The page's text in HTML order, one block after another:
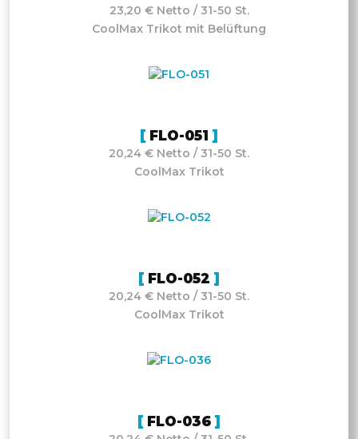
23,20 € Netto / 31-50 St.
CoolMax Trikot mit Belüftung
FLO-051
20,24 € Netto / 31-50 St.
CoolMax Trikot
FLO-052
20,24 € Netto / 31-50 St.
CoolMax Trikot
FLO-036